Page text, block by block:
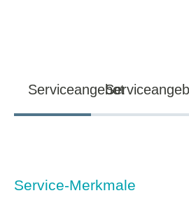
Serviceangebot
Service-Merkmale